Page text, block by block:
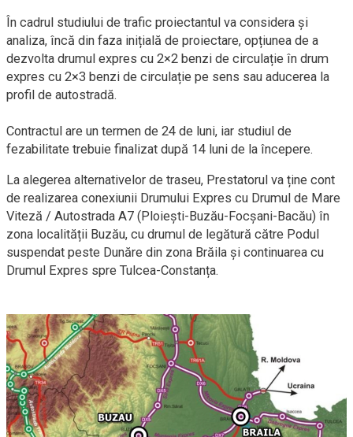
În cadrul studiului de trafic proiectantul va considera și
analiza, încă din faza inițială de proiectare, opțiunea de a
dezvolta drumul expres cu 2×2 benzi de circulație în drum
expres cu 2×3 benzi de circulație pe sens sau aducerea la
profil de autostradă.
Contractul are un termen de 24 de luni, iar studiul de
fezabilitate trebuie finalizat după 14 luni de la începere.
La alegerea alternativelor de traseu, Prestatorul va ține cont
de realizarea conexiunii Drumului Expres cu Drumul de Mare
Viteză / Autostrada A7 (Ploiești-Buzău-Focșani-Bacău) în
zona localității Buzău, cu drumul de legătură către Podul
suspendat peste Dunăre din zona Brăila și continuarea cu
Drumul Expres spre Tulcea-Constanța.